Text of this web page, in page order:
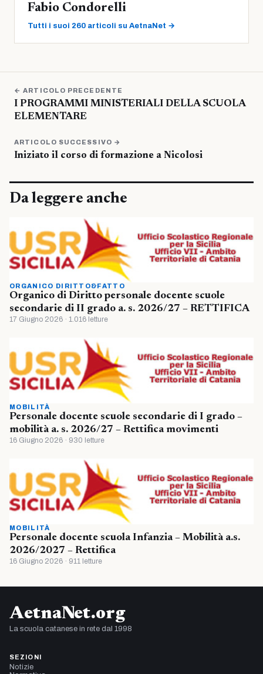
Fabio Condorelli
Tutti i suoi 260 articoli su AetnaNet →
← ARTICOLO PRECEDENTE
I PROGRAMMI MINISTERIALI DELLA SCUOLA
ELEMENTARE
ARTICOLO SUCCESSIVO →
Iniziato il corso di formazione a Nicolosi
Da leggere anche
ORGANICO DIRITTO&FATTO
Organico di Diritto personale docente scuole
secondarie di II grado a. s. 2026/27 – RETTIFICA
17 Giugno 2026 · 1.016 letture
MOBILITÀ
Personale docente scuole secondarie di I grado –
mobilità a. s. 2026/27 – Rettifica movimenti
16 Giugno 2026 · 930 letture
MOBILITÀ
Personale docente scuola Infanzia – Mobilità a.s.
2026/2027 – Rettifica
16 Giugno 2026 · 911 letture
AetnaNet.org
La scuola catanese in rete dal 1998
SEZIONI
Notizie